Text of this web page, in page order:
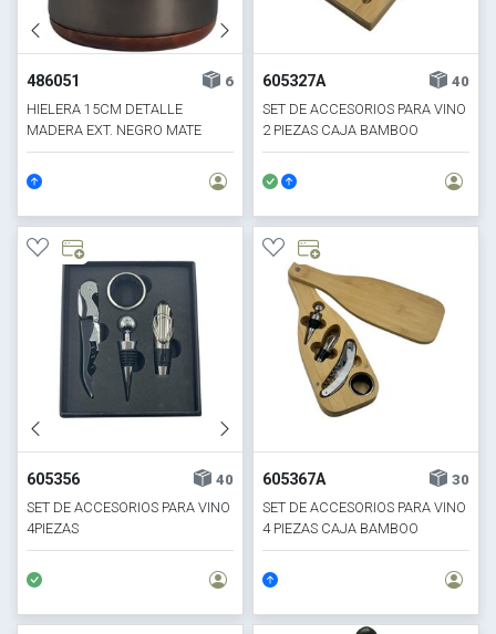
486051
6
HIELERA 15CM DETALLE
MADERA EXT. NEGRO MATE
605327A
40
SET DE ACCESORIOS PARA VINO
2 PIEZAS CAJA BAMBOO
605356
40
SET DE ACCESORIOS PARA VINO
4PIEZAS
605367A
30
SET DE ACCESORIOS PARA VINO
4 PIEZAS CAJA BAMBOO